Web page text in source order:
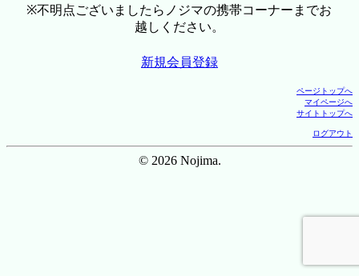
※不明点ございましたらノジマの携帯コーナーまでお
越しください。
新規会員登録
ページトップへ
マイページへ
サイトトップへ
ログアウト
© 2026 Nojima.